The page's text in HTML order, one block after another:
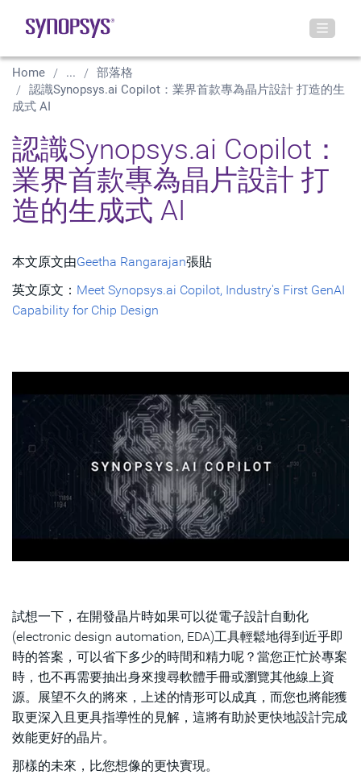
Home ...
部落格
認識Synopsys.ai Copilot：業界首款專為晶片設計 打造的生
成式 AI
認識Synopsys.ai Copilot：
業界首款專為晶片設計 打
造的生成式 AI
本文原文由Geetha Rangarajan張貼
英文原文： Meet Synopsys.ai Copilot, Industry's First GenAI
Capability for Chip Design
試想一下，在開發晶片時如果可以從電子設計自動化
(electronic design automation, EDA)工具輕鬆地得到近乎即
時的答案，可以省下多少的時間和精力呢？當您正忙於專案
時，也不再需要抽出身來搜尋軟體手冊或瀏覽其他線上資
源。展望不久的將來，上述的情形可以成真，而您也將能獲
取更深入且更具指導性的見解，這將有助於更快地設計完成
效能更好的晶片。
那樣的未來，比您想像的更快實現。